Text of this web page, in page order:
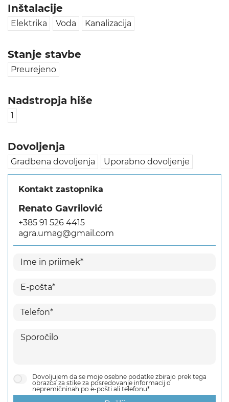
Inštalacije
Elektrika Voda Kanalizacija
Stanje stavbe
Preurejeno
Nadstropja hiše
1
Dovoljenja
Gradbena dovoljenja Uporabno dovoljenje
Kontakt zastopnika
Renato Gavrilović
+385 91 526 4415
agra.umag@gmail.com
Dovoljujem da se moje osebne podatke zbirajo prek tega
obrazca za stike za posredovanje informacij o
nepremičninah po e-pošti ali telefonu*